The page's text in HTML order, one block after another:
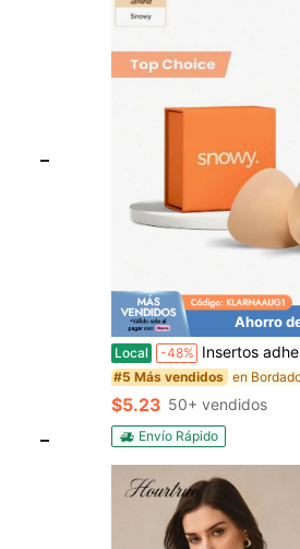
Ahorro
Local -48% Insertos adhesivos para sujetador SNOWY, almohadillas de silicona invisibles reutilizables para realce de pecho, insertos
#5 Más vendidos
$5.23 50+ vendidos
Envío Rápido